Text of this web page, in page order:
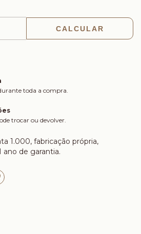
CALCULAR
toda a compra.
trocar ou devolver.
1.000, fabricação própria,
ano de garantia.